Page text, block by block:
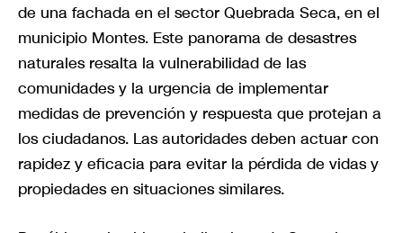
de una fachada en el sector Quebrada Seca, en el
municipio Montes. Este panorama de desastres
naturales resalta la vulnerabilidad de las
comunidades y la urgencia de implementar
medidas de prevención y respuesta que protejan a
los ciudadanos. Las autoridades deben actuar con
rapidez y eficacia para evitar la pérdida de vidas y
propiedades en situaciones similares.